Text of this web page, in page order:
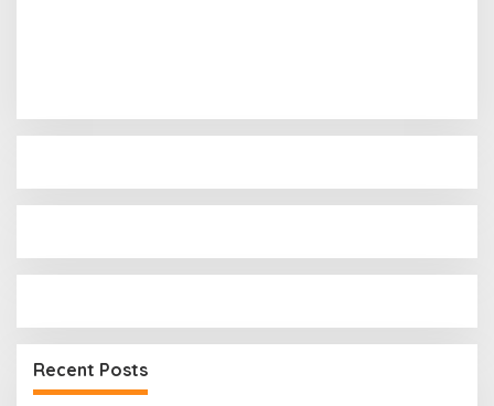
Recent Posts